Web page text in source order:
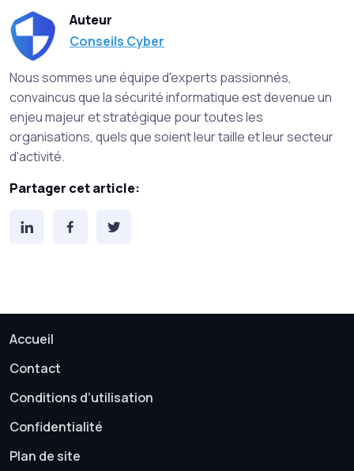
Auteur
Conseils Cyber
Nous sommes une équipe d'experts passionnés,
convaincus que la sécurité informatique est devenue un
enjeu majeur et stratégique pour toutes les
organisations, quels que soient leur taille et leur secteur
d'activité.
Partager cet article:
Accueil
Contact
Conditions d’utilisation
Confidentialité
Plan de site